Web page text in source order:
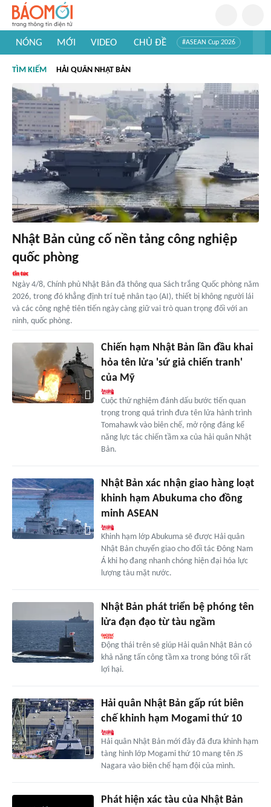
NÓNG MỚI VIDEO CHỦ ĐỀ #ASEAN Cup 2026
#Khám phá thế giới
TÌM KIẾM HẢI QUÂN NHẬT BẢN
Nhật Bản củng cố nền tảng công nghiệp
quốc phòng
Ngày 4/8, Chính phủ Nhật Bản đã thông qua Sách trắng Quốc phòng năm
2026, trong đó khẳng định trí tuệ nhân tạo (AI), thiết bị không người lái
và các công nghệ tiên tiến ngày càng giữ vai trò quan trọng đối với an
ninh, quốc phòng.
Chiến hạm Nhật Bản lần đầu khai
hỏa tên lửa 'sứ giả chiến tranh'
của Mỹ
Cuộc thử nghiệm đánh dấu bước tiến quan
trọng trong quá trình đưa tên lửa hành trình
Tomahawk vào biên chế, mở rộng đáng kể
năng lực tác chiến tầm xa của hải quân Nhật
Bản.
Nhật Bản xác nhận giao hàng loạt
khinh hạm Abukuma cho đồng
minh ASEAN
Khinh hạm lớp Abukuma sẽ được Hải quân
Nhật Bản chuyển giao cho đối tác Đông Nam
Á khi họ đang nhanh chóng hiện đại hóa lực
lượng tàu mặt nước.
Nhật Bản phát triển bệ phóng tên
lửa đạn đạo từ tàu ngầm
Động thái trên sẽ giúp Hải quân Nhật Bản có
khả năng tấn công tầm xa trong bóng tối rất
lợi hại.
Hải quân Nhật Bản gấp rút biên
chế khinh hạm Mogami thứ 10
Hải quân Nhật Bản mới đây đã đưa khinh hạm
tàng hình lớp Mogami thứ 10 mang tên JS
Nagara vào biên chế hạm đội của mình.
Phát hiện xác tàu của Nhật Bản